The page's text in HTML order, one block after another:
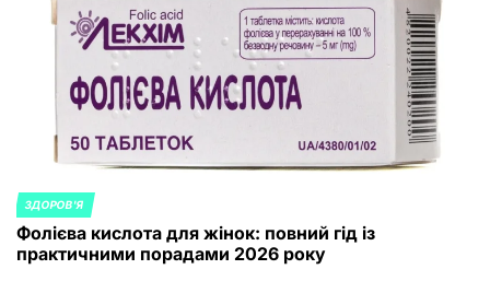
POSTED
IN
ЗДОРОВ'Я
Фолієва кислота для жінок: повний гід із
практичними порадами 2026 року